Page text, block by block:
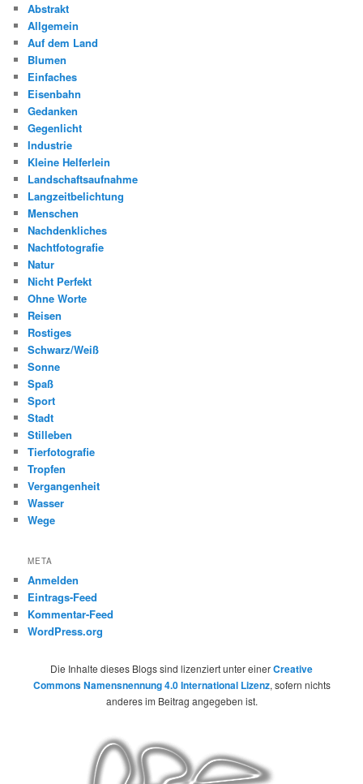
Abstrakt
Allgemein
Auf dem Land
Blumen
Einfaches
Eisenbahn
Gedanken
Gegenlicht
Industrie
Kleine Helferlein
Landschaftsaufnahme
Langzeitbelichtung
Menschen
Nachdenkliches
Nachtfotografie
Natur
Nicht Perfekt
Ohne Worte
Reisen
Rostiges
Schwarz/Weiß
Sonne
Spaß
Sport
Stadt
Stilleben
Tierfotografie
Tropfen
Vergangenheit
Wasser
Wege
META
Anmelden
Eintrags-Feed
Kommentar-Feed
WordPress.org
Die Inhalte dieses Blogs sind lizenziert unter einerCreative
Commons Namensnennung 4.0 International Lizenz, sofern nichts
anderes im Beitrag angegeben ist.